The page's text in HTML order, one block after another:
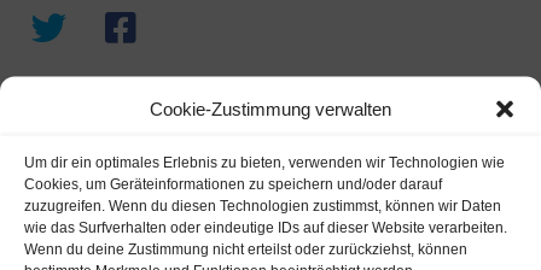
Cookie-Zustimmung verwalten
Um dir ein optimales Erlebnis zu bieten, verwenden wir Technologien wie
Cookies, um Geräteinformationen zu speichern und/oder darauf
zuzugreifen. Wenn du diesen Technologien zustimmst, können wir Daten
wie das Surfverhalten oder eindeutige IDs auf dieser Website verarbeiten.
Wenn du deine Zustimmung nicht erteilst oder zurückziehst, können